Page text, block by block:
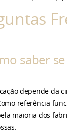
saber
depende da
referência
maioria dos